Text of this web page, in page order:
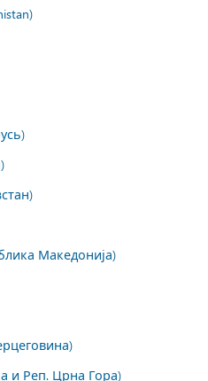
Македонија)
и Реп. Црна Гора)